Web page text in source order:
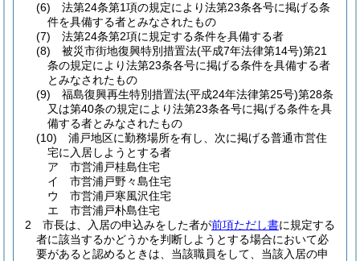
(6)
法第24条第1項の規定により法第23条各号に掲げる条
件を具備する者とみなされたもの
(7)
法第24条第2項に規定する条件を具備する者
(8)
被災市街地復興特別措置法(平成7年法律第14号)第21
条の規定により法第23条各号に掲げる条件を具備する者
とみなされたもの
(9)
福島復興再生特別措置法(平成24年法律第25号)第28条
又は第40条の規定により法第23条各号に掲げる条件を具
備する者とみなされたもの
(10)
浦戸地区に勤務場所を有し、次に掲げる普通市営住
宅に入居しようとする者
ア
市営浦戸桂島住宅
イ
市営浦戸野々島住宅
ウ
市営浦戸寒風沢住宅
エ
市営浦戸朴島住宅
2
市長は、入居の申込みをした者が前項ただし書に規定する
者に該当するかどうかを判断しようとする場合において必
要があると認めるときは、当該職員をして、当該入居の申